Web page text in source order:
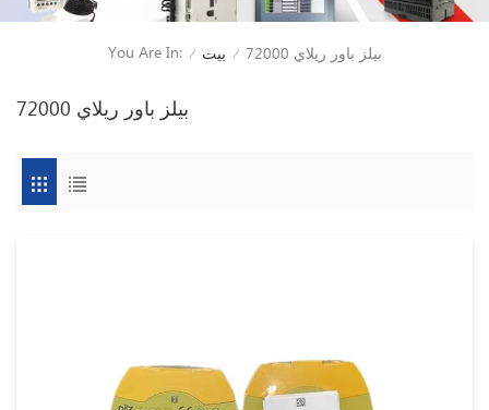
You Are In: / بيت / بيلز باور ريلاي 72000
بيلز باور ريلاي 72000